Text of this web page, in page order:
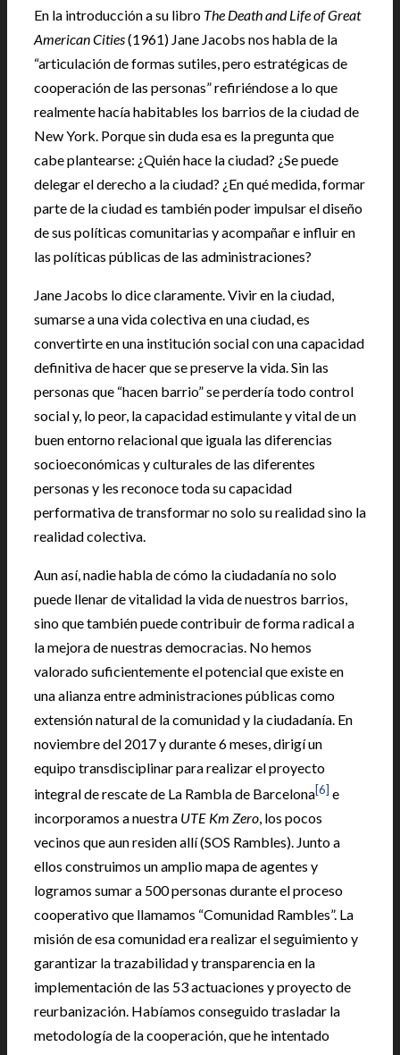
En la introducción a su libro The Death and Life of Great
American Cities(1961) Jane Jacobs nos habla de la
“articulación de formas sutiles, pero estratégicas de
cooperación de las personas” refiriéndose a lo que
realmente hacía habitables los barrios de la ciudad de
New York. Porque sin duda esa es la pregunta que
cabe plantearse: ¿Quién hace la ciudad? ¿Se puede
delegar el derecho a la ciudad? ¿En qué medida, formar
parte de la ciudad es también poder impulsar el diseño
de sus políticas comunitarias y acompañar e influir en
las políticas públicas de las administraciones?
Jane Jacobs lo dice claramente. Vivir en la ciudad,
sumarse a una vida colectiva en una ciudad, es
convertirte en una institución social con una capacidad
definitiva de hacer que se preserve la vida. Sin las
personas que “hacen barrio” se perdería todo control
social y, lo peor, la capacidad estimulante y vital de un
buen entorno relacional que iguala las diferencias
socioeconómicas y culturales de las diferentes
personas y les reconoce toda su capacidad
performativa de transformar no solo su realidad sino la
realidad colectiva.
Aun así, nadie habla de cómo la ciudadanía no solo
puede llenar de vitalidad la vida de nuestros barrios,
sino que también puede contribuir de forma radical a
la mejora de nuestras democracias. No hemos
valorado suficientemente el potencial que existe en
una alianza entre administraciones públicas como
extensión natural de la comunidad y la ciudadanía. En
noviembre del 2017 y durante 6 meses, dirigí un
equipo transdisciplinar para realizar el proyecto
integral de rescate de La Rambla de Barcelona[6] e
incorporamos a nuestra UTE Km Zero, los pocos
vecinos que aun residen allí (SOS Rambles). Junto a
ellos construimos un amplio mapa de agentes y
logramos sumar a 500 personas durante el proceso
cooperativo que llamamos “Comunidad Rambles”. La
misión de esa comunidad era realizar el seguimiento y
garantizar la trazabilidad y transparencia en la
implementación de las 53 actuaciones y proyecto de
reurbanización. Habíamos conseguido trasladar la
metodología de la cooperación, que he intentado